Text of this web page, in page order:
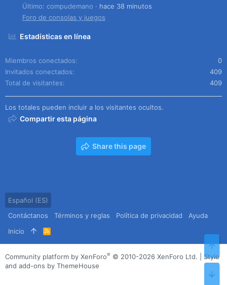
Último: compudemano
hace 38 minutos
Foro de consolas y juegos
Estadísticas en línea
Miembros conectados
0
Invitados conectados
409
Total de visitantes
409
Los totales pueden incluir a los visitantes ocultos.
Compartir esta página
Share this page
Español (ES)
Contáctanos
Términos y reglas Política de privacidad
Ayuda
Inicio
R
S
Community platform by XenForo® © 2010-2026 XenForo Ltd.
Style
and add-ons by ThemeHouse